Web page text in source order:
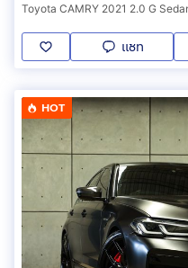
Toyota CAMRY 2021 2.0 G
แชท
HOT